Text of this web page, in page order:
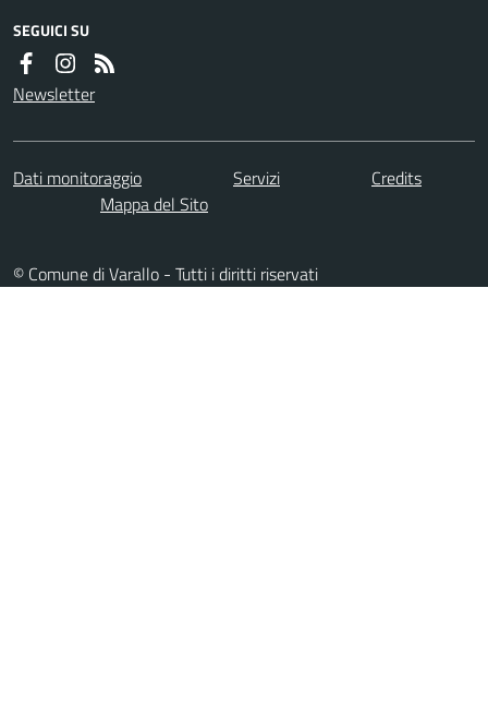
SEGUICI SU
Newsletter
Dati monitoraggio Servizi
Credits
Mappa del Sito
© Comune di Varallo - Tutti i diritti riservati